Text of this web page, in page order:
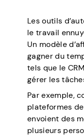
Les outils
le travail
Un modèle
gagner du
tels que le
gérer les
Par exemple,
plateformes
envoient des
plusieurs